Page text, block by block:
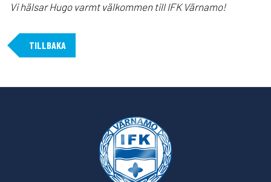
Vi hälsar Hugo varmt välkommen till IFK Värnamo!
TILLBAKA